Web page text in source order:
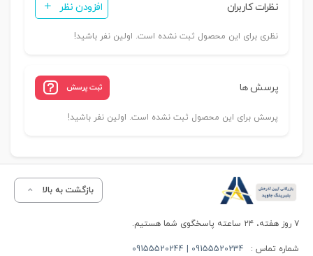
نظرات کاربران افزودن نظر
نظری برای این محصول ثبت نشده است. اولین نفر باشید!
پرسش ها ثبت پرسش
پرسش برای این محصول ثبت نشده است. اولین نفر باشید!
بازگشت به بالا
۷ روز هفته، ۲۴ ساعته پاسخگوی شما هستیم.
شماره تماس : 09155520234 | 09155520244